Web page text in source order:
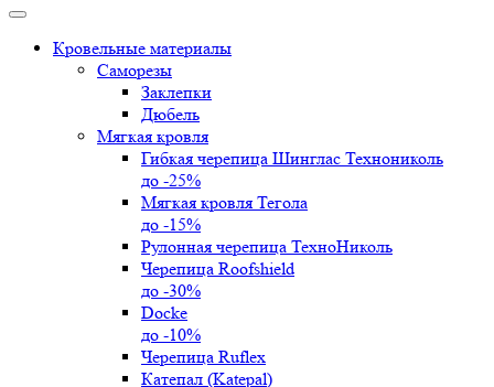
Кровельные материалы
Саморезы
Заклепки
Дюбель
Мягкая кровля
Гибкая черепица Шинглас Технониколь
до -25%
Мягкая кровля Тегола
до -15%
Рулонная черепица ТехноНиколь
Черепица Roofshield
до -30%
Docke
до -10%
Черепица Ruflex
Катепал (Katepal)